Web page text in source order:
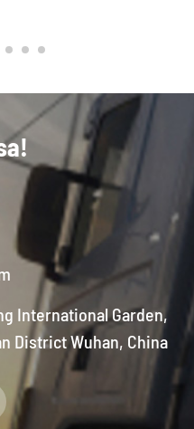
International Garden,
District Wuhan, China